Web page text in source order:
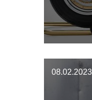
08.02.2023